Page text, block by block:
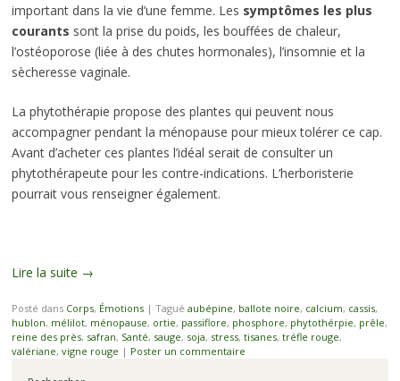
important dans la vie d’une femme. Les symptômes les plus
courants sont la prise du poids, les bouffées de chaleur,
l’ostéoporose (liée à des chutes hormonales), l’insomnie et la
sècheresse vaginale.
La phytothérapie propose des plantes qui peuvent nous
accompagner pendant la ménopause pour mieux tolérer ce cap.
Avant d’acheter ces plantes l’idéal serait de consulter un
phytothérapeute pour les contre-indications. L’herboristerie
pourrait vous renseigner également.
Lire la suite →
Posté dans Corps, Émotions | Tagué aubépine, ballote noire, calcium, cassis,
hublon, mélilot, ménopause, ortie, passiflore, phosphore, phytothérpie, prêle,
reine des près, safran, Santé, sauge, soja, stress, tisanes, tréfle rouge,
valériane, vigne rouge | Poster un commentaire